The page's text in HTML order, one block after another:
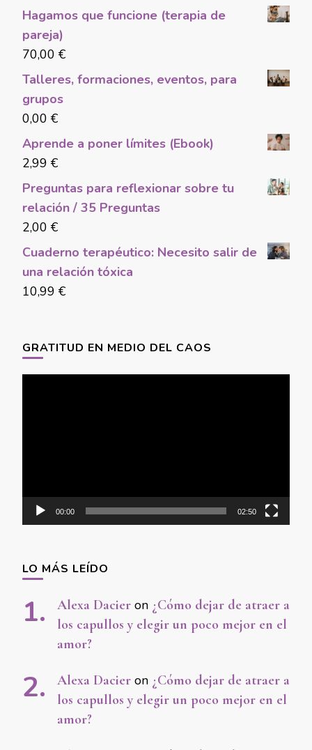
Hagamos que funcione (terapia de
pareja)
70,00 €
Talleres, formaciones, eventos, para
grupos
0,00 €
Aprende a poner límites (Ebook)
2,99 €
Preguntas para reflexionar sobre tu
relación / 35 Preguntas
2,00 €
Cuaderno terapéutico: Necesito salir de
una relación tóxica
10,99 €
GRATITUD EN MEDIO DEL CAOS
00:00 02:50
LO MÁS LEÍDO
Alexa Dacier on ¿Cómo dejar de atraer a
los capullos y elegir un poco mejor en el
amor?
Alexa Dacier on ¿Cómo dejar de atraer a
los capullos y elegir un poco mejor en el
amor?